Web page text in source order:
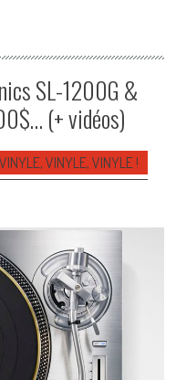
SL-1200G &
(+ vidéos)
VINYLE, VINYLE, VINYLE !